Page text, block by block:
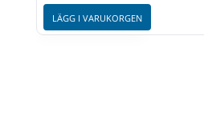
LÄGG I VARUKORGEN